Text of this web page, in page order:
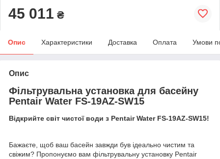
45 011 ₴
Опис Характеристики Доставка Оплата Умови
Опис
Фільтрувальна установка для басейну
Pentair Water FS-19AZ-SW15
Відкрийте світ чистої води з Pentair Water FS-19AZ-SW15!
Бажаєте, щоб ваш басейн завжди був ідеально чистим та
свіжим? Пропонуємо вам фільтрувальну установку Pentair